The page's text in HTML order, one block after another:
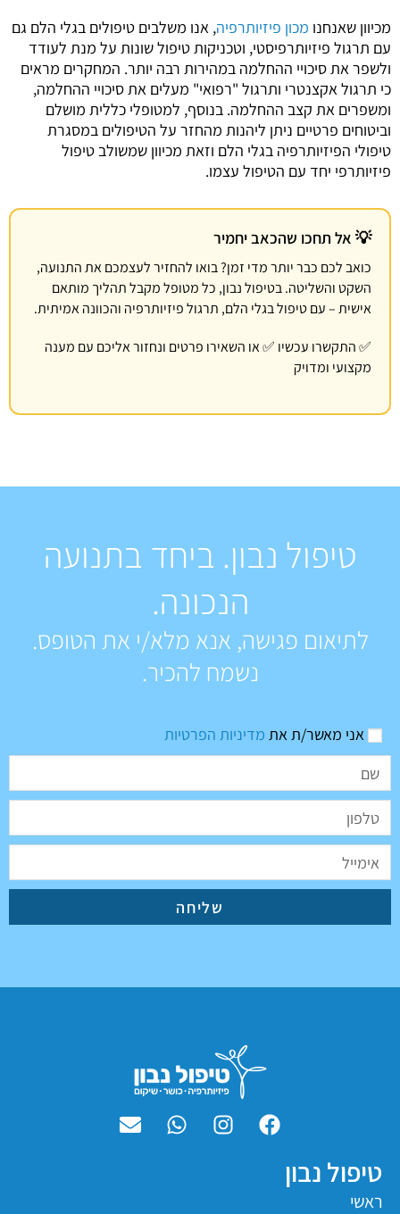
מכיוון שאנחנו מכון פיזיותרפיה, אנו משלבים טיפולים בגלי הלם גם
עם תרגול פיזיותרפיסטי, וטכניקות טיפול שונות על מנת לעודד
ולשפר את סיכויי ההחלמה במהירות רבה יותר. המחקרים מראים
כי תרגול אקצנטרי ותרגול "רפואי" מעלים את סיכויי ההחלמה,
ומשפרים את קצב ההחלמה. בנוסף, למטופלי כללית מושלם
וביטוחים פרטיים ניתן ליהנות מהחזר על הטיפולים במסגרת
טיפולי הפיזיותרפיה בגלי הלם וזאת מכיוון שמשולב טיפול
פיזיותרפי יחד עם הטיפול עצמו.
💡 אל תחכו שהכאב יחמיר
כואב לכם כבר יותר מדי זמן? בואו להחזיר לעצמכם את התנועה,
השקט והשליטה. בטיפול נבון, כל מטופל מקבל תהליך מותאם
אישית – עם טיפול בגלי הלם, תרגול פיזיותרפיה והכוונה אמיתית.
✅ התקשרו עכשיו ✅ או השאירו פרטים ונחזור אליכם עם מענה
מקצועי ומדויק
טיפול נבון. ביחד בתנועה
הנכונה.
לתיאום פגישה, אנא מלא/י את הטופס.
נשמח להכיר.
אני מאשר/ת את מדיניות הפרטיות
שליחה
טיפול נבון
ראשי